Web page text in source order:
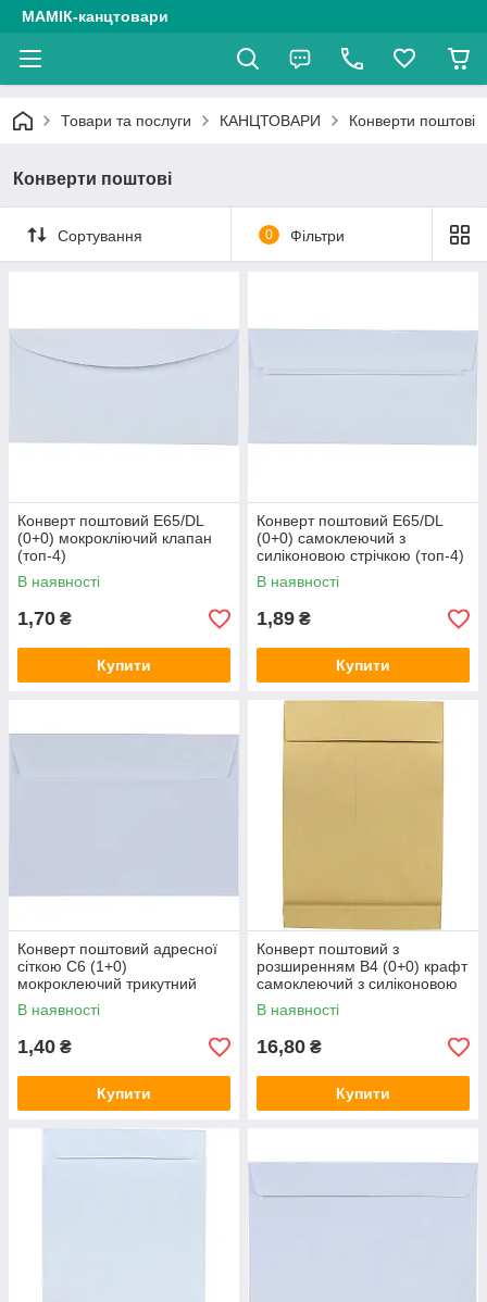
МАМІК-канцтовари
Товари та послуги КАНЦТОВАРИ Конверти поштові
Конверти поштові
Сортування 0 Фільтри
Конверт поштовий Е65/DL
(0+0) мокрокліючий клапан
(топ-4)
В наявності
1,70 ₴
Купити
Конверт поштовий Е65/DL
(0+0) самоклеючий з
силіконовою стрічкою (топ-4)
В наявності
1,89 ₴
Купити
Конверт поштовий адресної
сіткою С6 (1+0)
мокроклеючий трикутний
клапан (топ-4)
В наявності
1,40 ₴
Купити
Конверт поштовий з
розширенням В4 (0+0) крафт
самоклеючий з силіконовою
стрічкою (топ-4)
В наявності
16,80 ₴
Купити